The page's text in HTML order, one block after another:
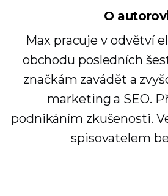
O
Max pracuje v odvětví
obchodu posledních
značkám zavádět a
marketing a SEO.
podnikáním zkušenosti.
spisovatelem